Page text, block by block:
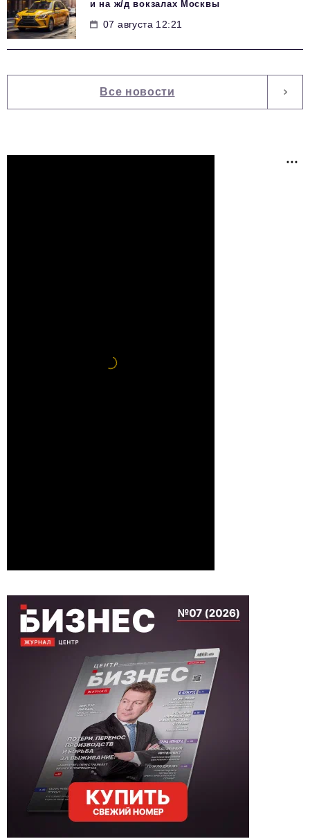
и на ж/д вокзалах Москвы
07 августа 12:21
Все новости